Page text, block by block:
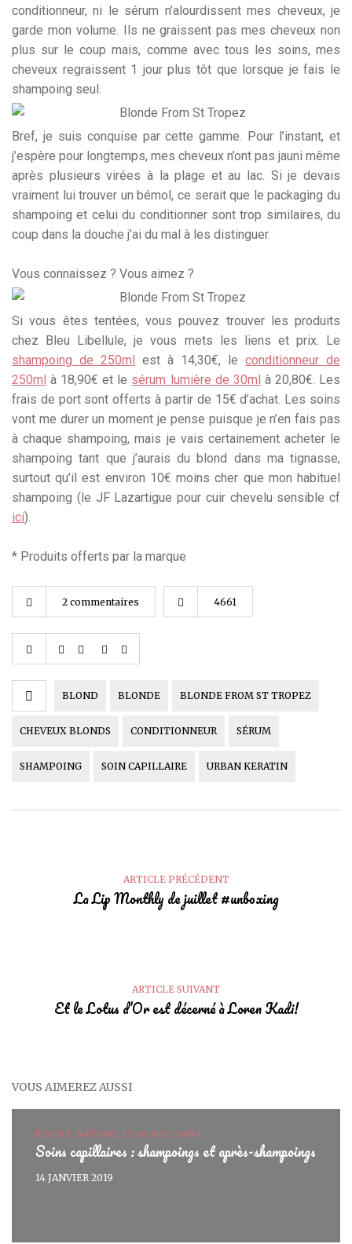
conditionneur, ni le sérum n’alourdissent mes cheveux, je
garde mon volume. Ils ne graissent pas mes cheveux non
plus sur le coup mais, comme avec tous les soins, mes
cheveux regraissent 1 jour plus tôt que lorsque je fais le
shampoing seul.
Bref, je suis conquise par cette gamme. Pour l’instant, et
j’espère pour longtemps, mes cheveux n’ont pas jauni même
après plusieurs virées à la plage et au lac. Si je devais
vraiment lui trouver un bémol, ce serait que le packaging du
shampoing et celui du conditionner sont trop similaires, du
coup dans la douche j’ai du mal à les distinguer.
Vous connaissez ? Vous aimez ?
Si vous êtes tentées, vous pouvez trouver les produits
chez Bleu Libellule, je vous mets les liens et prix. Le
shampoing de 250ml
est à 14,30€, le conditionneur de
250ml à 18,90€ et le sérum lumière de 30ml à 20,80€. Les
frais de port sont offerts à partir de 15€ d’achat. Les soins
vont me durer un moment je pense puisque je n’en fais pas
à chaque shampoing, mais je vais certainement acheter le
shampoing tant que j’aurais du blond dans ma tignasse,
surtout qu’il est environ 10€ moins cher que mon habituel
shampoing (le JF Lazartigue pour cuir chevelu sensible cf
ici).
* Produits offerts par la marque
2 commentaires 4661
BLOND BLONDE BLONDE FROM ST TROPEZ
CHEVEUX BLONDS CONDITIONNEUR SÉRUM
SHAMPOING SOIN CAPILLAIRE URBAN KERATIN
ARTICLE PRÉCÉDENT
La Lip Monthly de juillet #unboxing
ARTICLE SUIVANT
Et le Lotus d’Or est décerné à Loren Kadi!
VOUS AIMEREZ AUSSI
BEAUTÉ, NATUREL ET/OU BIO, SOINS
Soins capillaires : shampoings et après-shampoings
14 JANVIER 2019